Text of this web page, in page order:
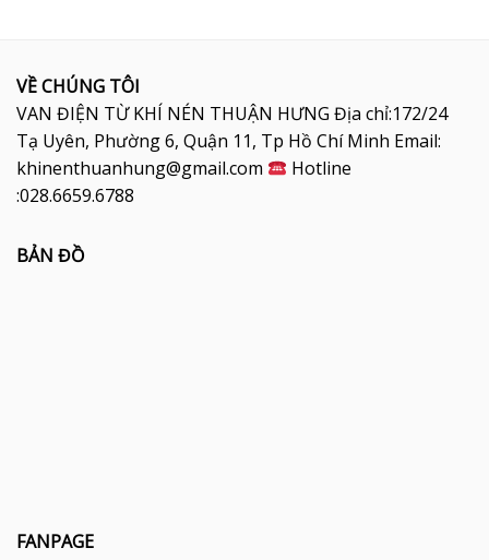
VỀ CHÚNG TÔI
VAN ĐIỆN TỪ KHÍ NÉN THUẬN HƯNG Địa chỉ:172/24
Tạ Uyên, Phường 6, Quận 11, Tp Hồ Chí Minh Email:
khinenthuanhung@gmail.com
Hotline
:028.6659.6788
BẢN ĐỒ
FANPAGE